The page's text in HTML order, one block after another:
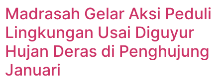
Madrasah Gelar Aksi Peduli
Lingkungan Usai Diguyur
Hujan Deras di Penghujung
Januari